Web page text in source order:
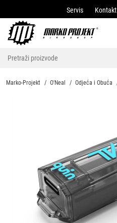
Servis Kontakt
Marko-Projekt O'Neal Odjeća i Obuća